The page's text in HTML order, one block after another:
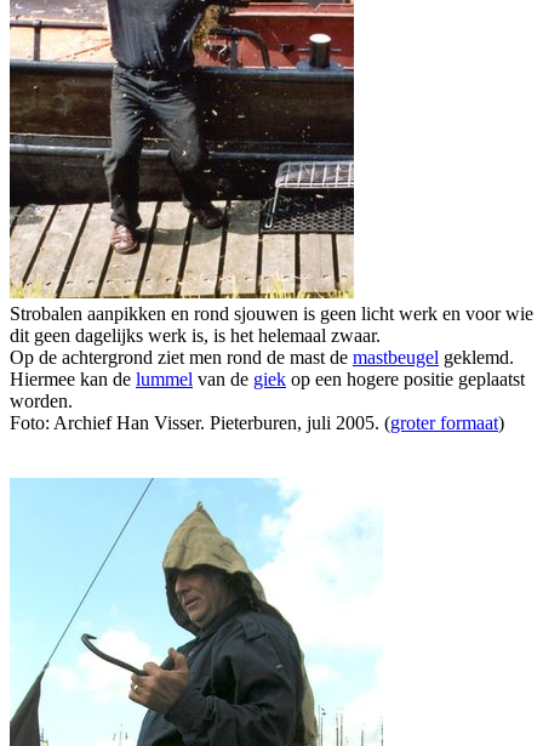
Strobalen aanpikken en rond sjouwen is geen licht werk en voor wie
dit geen dagelijks werk is, is het helemaal zwaar.
Op de achtergrond ziet men rond de mast de mastbeugel geklemd.
Hiermee kan de lummel van de giek op een hogere positie geplaatst
worden.
Foto: Archief Han Visser. Pieterburen, juli 2005. (groter formaat)